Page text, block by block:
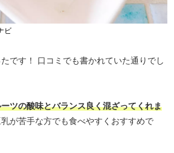
ビ
です！ 口コミでも書かれていた通りでし
ツの酸味とバランス良く混ざってくれま
が苦手な方でも食べやすくおすすめで